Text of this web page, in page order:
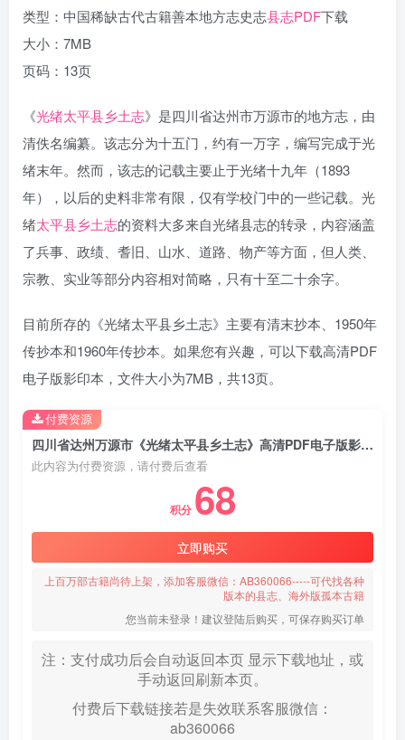
类型：中国稀缺古代古籍善本地方志史志县志PDF下载
大小：7MB
页码：13页
《光绪太平县乡土志》是四川省达州市万源市的地方志，由
清佚名编纂。该志分为十五门，约有一万字，编写完成于光
绪末年。然而，该志的记载主要止于光绪十九年（1893
年），以后的史料非常有限，仅有学校门中的一些记载。光
绪太平县乡土志的资料大多来自光绪县志的转录，内容涵盖
了兵事、政绩、耆旧、山水、道路、物产等方面，但人类、
宗教、实业等部分内容相对简略，只有十至二十余字。
目前所存的《光绪太平县乡土志》主要有清末抄本、1950年
传抄本和1960年传抄本。如果您有兴趣，可以下载高清PDF
电子版影印本，文件大小为7MB，共13页。
四川省达州万源市《光绪太平县乡土志》高清PDF电子版影印本下载（十五门）
此内容为付费资源，请付费后查看
积分 68
立即购买
上百万部古籍尚待上架，添加客服微信：AB360066-----可代找各种
版本的县志、海外版孤本古籍
您当前未登录！建议登陆后购买，可保存购买订单
注：支付成功后会自动返回本页 显示下载地址，或
手动返回刷新本页。
付费后下载链接若是失效联系客服微信：
ab360066
付费资源